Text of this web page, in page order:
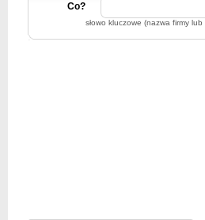
Co?
słowo kluczowe (nazwa firmy